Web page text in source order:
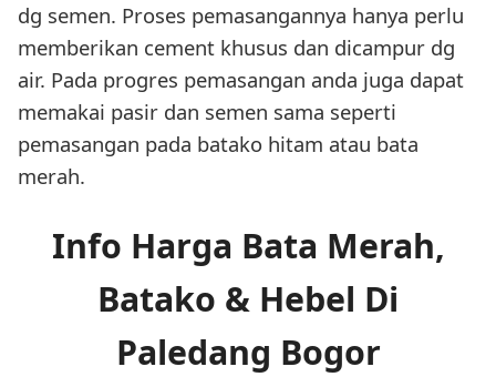
dg semen. Proses pemasangannya hanya perlu
memberikan cement khusus dan dicampur dg
air. Pada progres pemasangan anda juga dapat
memakai pasir dan semen sama seperti
pemasangan pada batako hitam atau bata
merah.
Info Harga Bata Merah,
Batako & Hebel Di
Paledang Bogor